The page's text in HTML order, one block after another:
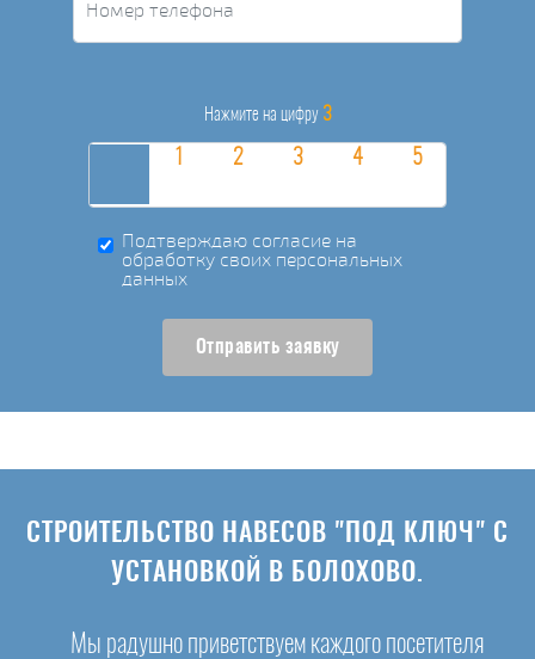
Нажмите на цифру 3
Подтверждаю согласие на
обработку своих персональных
данных
Отправить заявку
СТРОИТЕЛЬСТВО НАВЕСОВ "ПОД КЛЮЧ" С
УСТАНОВКОЙ В БОЛОХОВО.
Мы радушно приветствуем каждого посетителя